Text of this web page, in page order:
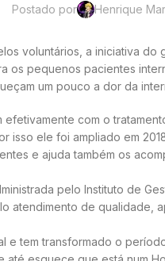
Postado por Henrique
voluntários, a iniciativa
os pequenos pacientes
um pouco a dor da
com o
ele foi ampliado em
e ajuda também os
pelo Instituto de
atendimento de qualidade,
e tem transformado o